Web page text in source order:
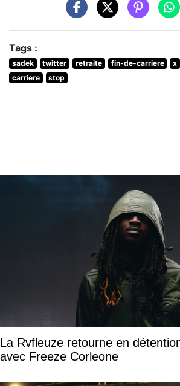
Tags :
sadek twitter retraite fin-de-carriere x
carriere
stop
La Rvfleuze retourne en
avec Freeze Corleone